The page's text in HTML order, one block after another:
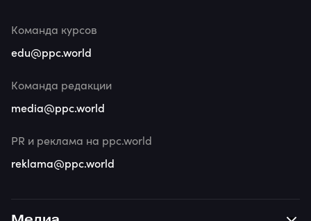
Команда курсов
edu@ppc.world
Команда редакции
media@ppc.world
PR и реклама на ppc.world
reklama@ppc.world